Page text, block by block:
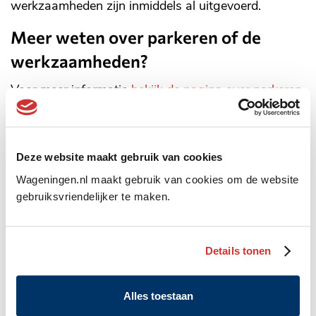
Deze website maakt gebruik van cookies
Wageningen.nl maakt gebruik van cookies om de website
gebruiksvriendelijker te maken.
Details tonen
Alles toestaan
werkzaamheden zijn inmiddels al uitgevoerd.
Meer weten over parkeren of de
werkzaamheden?
Voor meer informatie bekijk de pagina over parkeren
op straat
Meer nieuws